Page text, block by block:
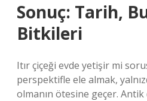
Sonuç: Tarih,
Bitkileri
Itır çiçeği evde yetişir mi
perspektifle ele almak,
olmanın ötesine geçer.